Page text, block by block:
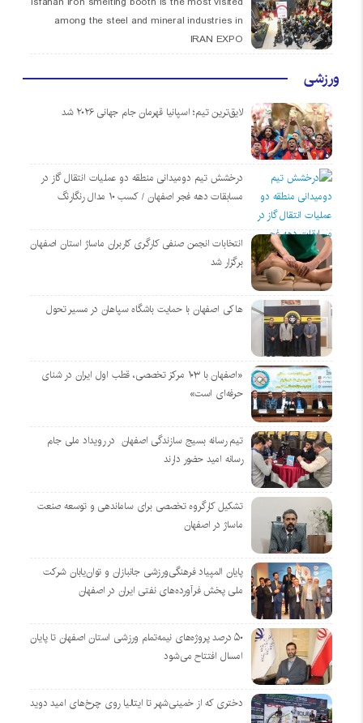
among the steel and mineral industries in
IRAN EXPO
ورزشی
لایق‌ترین تیم؛ اسپانیا قهرمان جام جهانی ۲۰۲۶ شد
درخشش تیم دومیدانی منطقه دو عملیات انتقال گاز در
مسابقات دهه فجر اصفهان / کسب ۱۰ مدال رنگارنگ
انتخابات انجمن صنفی کارگری کاربران ماساژ استان اصفهان
برگزار شد
هاکی اصفهان با حمایت باشگاه سپاهان در مسیر تحول
«اصفهان با ۱۰۳ مرکز تخصصی، قطب اول ایران در شنای
حرفه‌ای است»
تیم رسانه بسیج سازندگی اصفهان در رویداد ملی جام
رسانه امید حضور دارند
تشکیل کارگروه تخصصی برای ساماندهی و توسعه صنعت
ماساژ در اصفهان
پایان المپیاد فرهنگی‌ورزشی جانبازان و توان‌یابان شرکت
ملی پخش فرآورده‌های نفتی ایران در اصفهان
۵۰ درصد پروژه‌های نیمه‌تمام ورزشی استان اصفهان تا پایان
امسال افتتاح می‌شود
دختری که از خمینی‌شهر تا ایتالیا روی چرخ‌های امید دوید